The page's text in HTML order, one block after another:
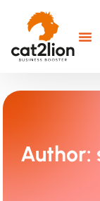
Author: